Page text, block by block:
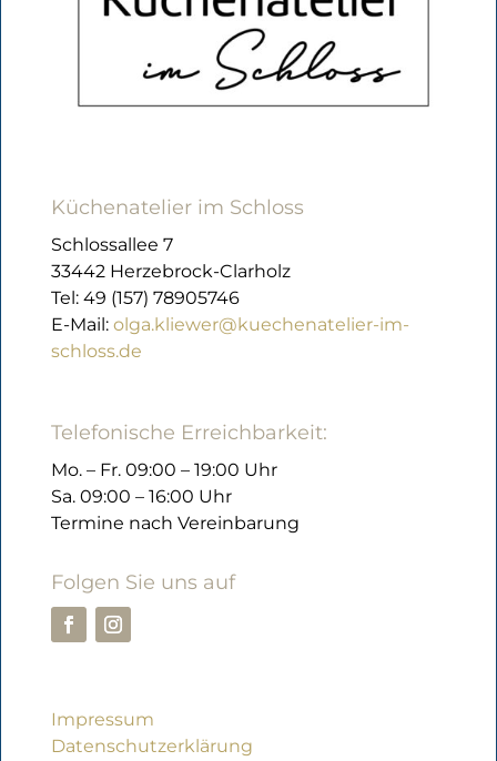
Küchenatelier im Schloss
Schlossallee 7
33442 Herzebrock-Clarholz
Tel: 49 (157) 78905746
E-Mail: olga.kliewer@kuechenatelier-im-
schloss.de
Telefonische Erreichbarkeit:
Mo. – Fr. 09:00 – 19:00 Uhr
Sa. 09:00 – 16:00 Uhr
Termine nach Vereinbarung
Folgen Sie uns auf
Impressum
Datenschutzerklärung